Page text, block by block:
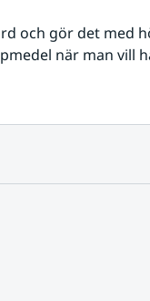
och gör det med
när man vill